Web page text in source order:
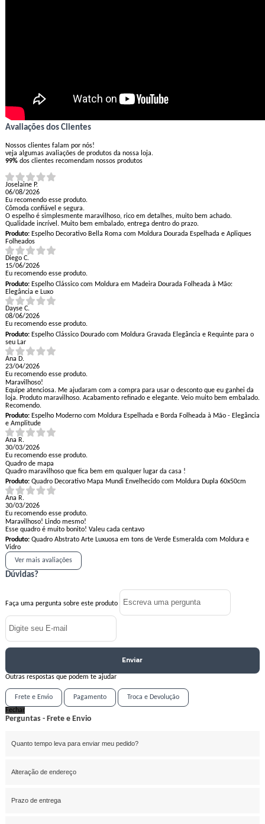
Avaliações dos Clientes
Nossos clientes falam por nós!
veja algumas avaliações de produtos da nossa loja.
99% dos clientes recomendam nossos produtos
Joselaine P.
06/08/2026
Eu recomendo esse produto.
Cômoda confiável e segura.
O espelho é simplesmente maravilhoso, rico em detalhes, muito bem achado.
Qualidade incrível. Muito bem embalado, entrega dentro do prazo.
Produto:Espelho Decorativo Bella Roma com Moldura Dourada Espelhada e Apliques
Folheados
Diego C.
15/06/2026
Eu recomendo esse produto.
Produto:Espelho Clássico com Moldura em Madeira Dourada Folheada à Mão:
Elegância e Luxo
Dayse C.
08/06/2026
Eu recomendo esse produto.
Produto:Espelho Clássico Dourado com Moldura Gravada Elegância e Requinte para o
seu Lar
Ana D.
23/04/2026
Eu recomendo esse produto.
Maravilhoso!
Equipe atenciosa. Me ajudaram com a compra para usar o desconto que eu ganhei da
loja. Produto maravilhoso. Acabamento refinado e elegante. Veio muito bem embalado.
Recomendo.
Produto:Espelho Moderno com Moldura Espelhada e Borda Folheada à Mão - Elegância
e Amplitude
Ana R.
30/03/2026
Eu recomendo esse produto.
Quadro de mapa
Quadro maravilhoso que fica bem em qualquer lugar da casa !
Produto:Quadro Decorativo Mapa Mundi Envelhecido com Moldura Dupla 60x50cm
Ana R.
30/03/2026
Eu recomendo esse produto.
Maravilhoso! Lindo mesmo!
Esse quadro é muito bonito! Valeu cada centavo
Produto:Quadro Abstrato Arte Luxuosa em tons de Verde Esmeralda com Moldura e
Vidro
Ver mais avaliações
Dúvidas?
Faça uma pergunta sobre este produto
Enviar
Outras respostas que podem te ajudar
Frete e Envio Pagamento
Troca e Devolução
Fechar
Perguntas - Frete e Envio
Quanto tempo leva para enviar meu pedido?
Alteração de endereço
Prazo de entrega